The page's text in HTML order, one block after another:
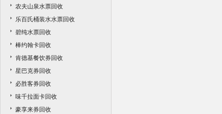
农夫山泉水票回收
乐百氏桶装水水票回收
碧纯水票回收
棒约翰卡回收
肯德基餐饮券回收
星巴克券回收
必胜客券回收
味千拉面卡回收
豪享来券回收